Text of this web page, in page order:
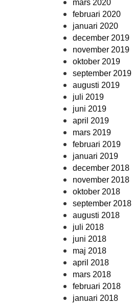
mars 2020
februari 2020
januari 2020
december 2019
november 2019
oktober 2019
september 2019
augusti 2019
juli 2019
juni 2019
april 2019
mars 2019
februari 2019
januari 2019
december 2018
november 2018
oktober 2018
september 2018
augusti 2018
juli 2018
juni 2018
maj 2018
april 2018
mars 2018
februari 2018
januari 2018